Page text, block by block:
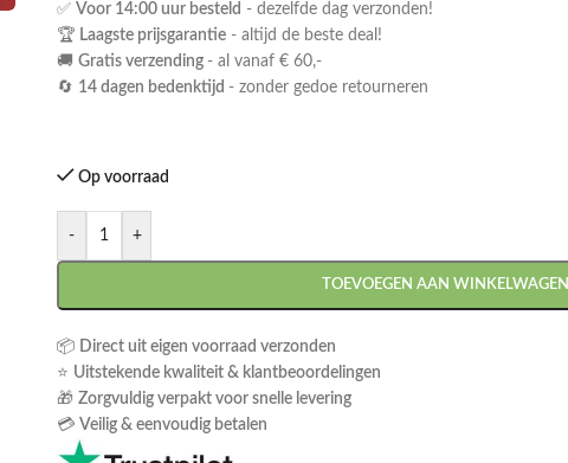
✅ Voor 14:00 uur besteld - dezelfde dag verzonden!
🏆 Laagste prijsgarantie - altijd de beste deal!
🚚 Gratis verzending - al vanaf € 60,-
🔄 14 dagen bedenktijd - zonder gedoe retourneren
Op voorraad
- +
TOEVOEGEN AAN WINKELWAGEN
📦 Direct uit eigen voorraad verzonden
⭐ Uitstekende kwaliteit & klantbeoordelingen
🎁 Zorgvuldig verpakt voor snelle levering
💳 Veilig & eenvoudig betalen